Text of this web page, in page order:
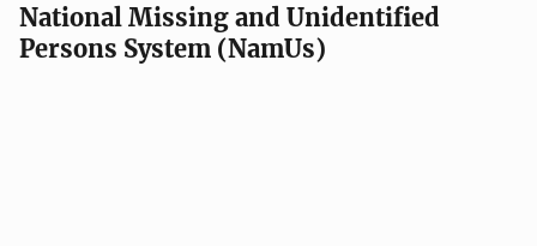
National Missing and Unidentified
Persons System (NamUs)